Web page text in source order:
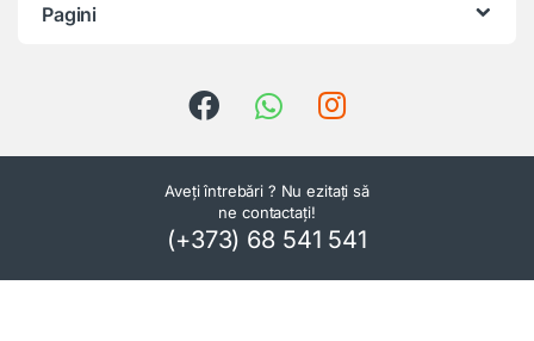
Pagini
Aveți întrebări ? Nu ezitați să
ne contactați!
(+373) 68 541 541